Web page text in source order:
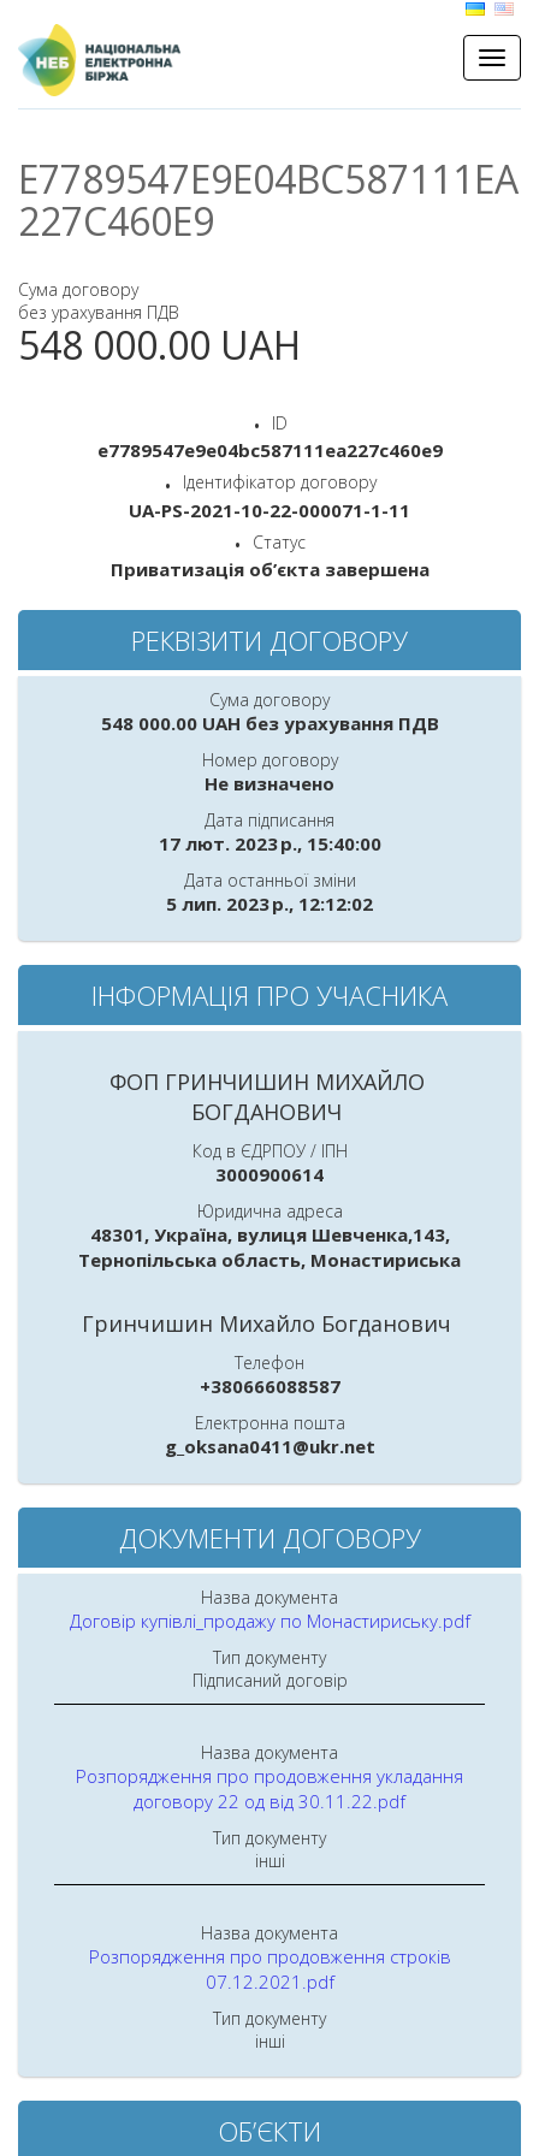
E7789547E9E04BC587111EA
227C460E9
Сума договору
без урахування ПДВ
548 000.00 UAH
ID
e7789547e9e04bc587111ea227c460e9
Ідентифікатор договору
UA-PS-2021-10-22-000071-1-11
Статус
Приватизація об’єкта завершена
РЕКВІЗИТИ ДОГОВОРУ
Сума договору
548 000.00 UAH без урахування ПДВ
Номер договору
Не визначено
Дата пiдписання
17 лют. 2023 р., 15:40:00
Дата останньої зміни
5 лип. 2023 р., 12:12:02
ІНФОРМАЦІЯ ПРО УЧАСНИКА
ФОП ГРИНЧИШИН МИХАЙЛО
БОГДАНОВИЧ
Код в ЄДРПОУ / ІПН
3000900614
Юридична адреса
48301, Україна, вулиця Шевченка,143,
Тернопільська область, Монастириська
Гринчишин Михайло Богданович
Телефон
+380666088587
Електронна пошта
g_oksana0411@ukr.net
ДОКУМЕНТИ ДОГОВОРУ
Назва документа
Договір купівлі_продажу по Монастириську.pdf
Тип документу
Підписаний договір
Назва документа
Розпорядження про продовження укладання
договору 22 од від 30.11.22.pdf
Тип документу
iншi
Назва документа
Розпорядження про продовження строків
07.12.2021.pdf
Тип документу
iншi
ОБ’ЄКТИ